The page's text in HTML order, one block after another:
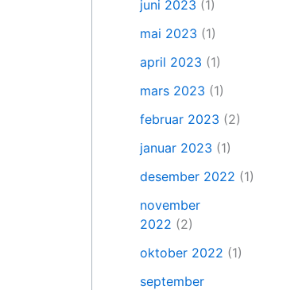
juni 2023 (1)
mai 2023 (1)
april 2023 (1)
mars 2023 (1)
februar 2023 (2)
januar 2023 (1)
desember 2022 (1)
november
2022 (2)
oktober 2022 (1)
september